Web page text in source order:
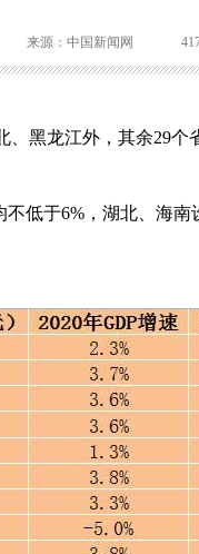
来源：中国新闻网
黑龙江外，其余29
低于6%，湖北、海